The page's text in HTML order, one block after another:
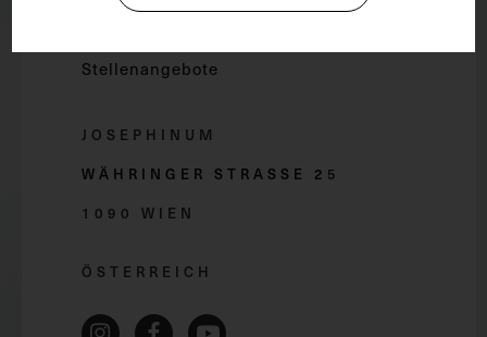
Stellenangebote
JOSEPHINUM
WÄHRINGER STRASSE 2 5
1090 WIEN
ÖSTERREICH